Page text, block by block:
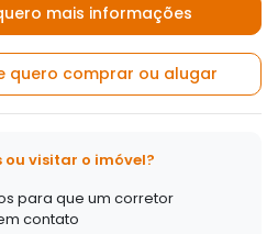
mais informações
quero comprar ou alugar
visitar o imóvel?
para que um corretor
contato